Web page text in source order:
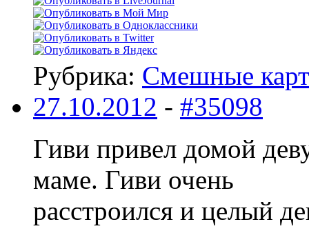
Рубрика: Смешные
27.10.2012 - #35098
Гиви привел домой
маме. Гиви очень
расстроился и целый